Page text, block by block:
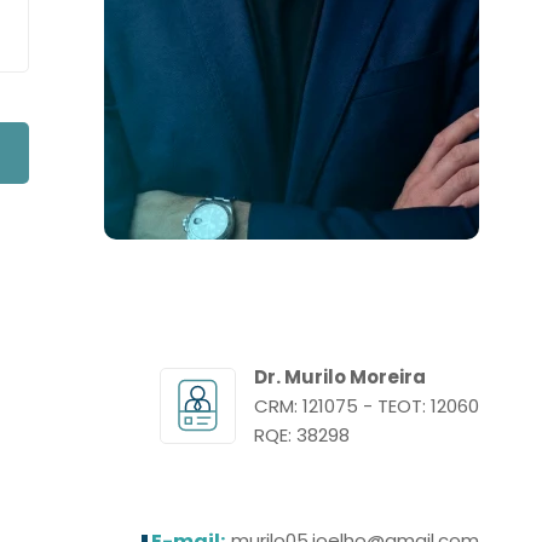
Dr. Murilo Moreira
CRM: 121075 - TEOT: 12060
RQE: 38298